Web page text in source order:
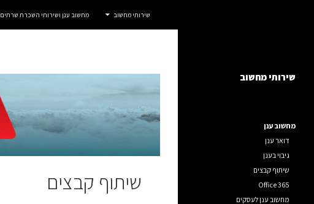
שירותי מחשוב מחשוב ענן ושירותי השכרת שרתים
שיתוף קבצים
שירותי מחשוב
מחשוב ענן
דואר ענן
גיבוי בענן
שיתוף קבצים
Office 365
מחשוב ענן לעסקים